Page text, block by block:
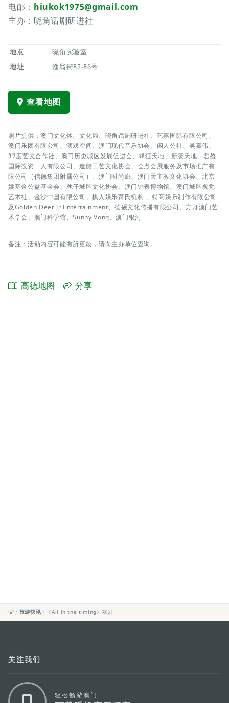
电邮： hiukok1975@gmail.com
主办：晓角话剧研进社
地点
晓角实验室
地址
渔翁街82-86号
查看地图
照片提供：澳门文化体、文化局、晓角话剧研进社、艺嘉国际有限公司、
澳门乐团有限公司、演戏空间、澳门现代音乐协会、闲人公社、吴嘉伟、
37度艺文合作社、澳门历史城区发展促进会、蜂狂天地、新濠天地、君盈
国际投资一人有限公司、造船工艺文化协会、会点会展服务及市场推广有
限公司（信德集团附属公司）、澳门时尚廊、澳门天主教文化协会、北京
姚基金公益基金会、氹仔城区文化协会、澳门钟表博物馆、澳门城区视觉
艺术社、金沙中国有限公司、棋人娱乐萧氏机构 、特高娱乐制作有限公司
及Golden Deer Jr Entertainment、德硕文化传播有限公司、方舟澳门艺
术学会、澳门科学馆、Sunny Vong、澳门银河
备注：活动内容可能有所更改，请向主办单位查询。
高德地图 分享
旅游快讯 《All in the timing》戏剧
关注我们
轻松畅游澳门